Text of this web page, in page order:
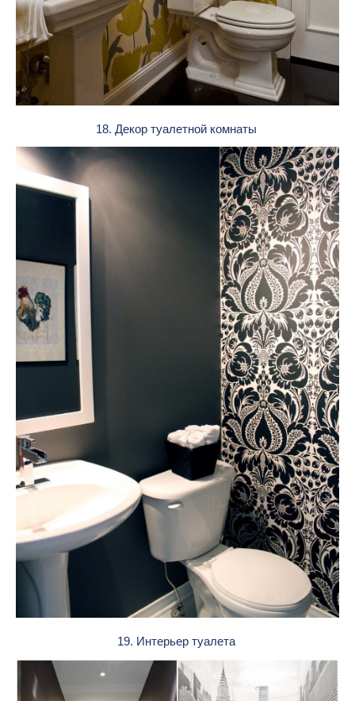
18. Декор туалетной комнаты
19. Интерьер туалета